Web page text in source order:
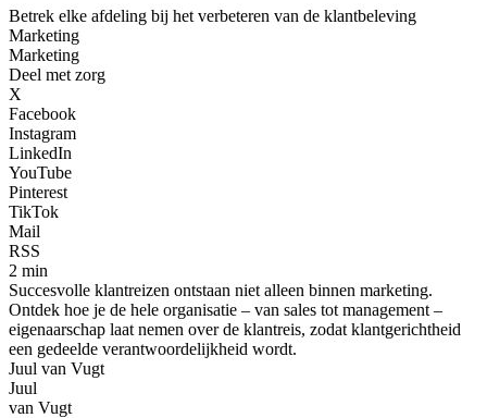
Betrek elke afdeling bij het verbeteren van de klantbeleving
Marketing
Marketing
Deel met zorg
X
Facebook
Instagram
LinkedIn
YouTube
Pinterest
TikTok
Mail
RSS
2 min
Succesvolle klantreizen ontstaan niet alleen binnen marketing.
Ontdek hoe je de hele organisatie – van sales tot management –
eigenaarschap laat nemen over de klantreis, zodat klantgerichtheid
een gedeelde verantwoordelijkheid wordt.
Juul van Vugt
Juul
van Vugt